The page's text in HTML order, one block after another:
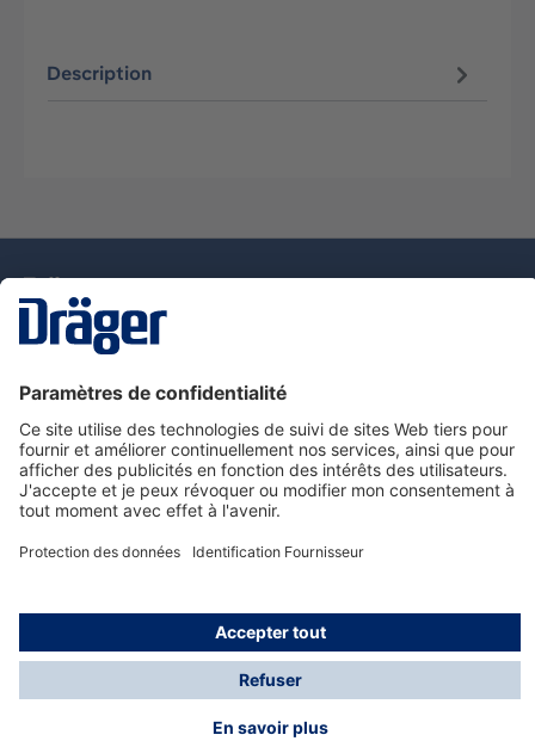
Description
Nous contacter
Service de e-commande Dräger
Informations sur les produits
© Dräger France SAS, 2024
*Prix hors taxe. Frais de gestion et de livraison standard
offerts; Indépendamment de la valeur ou du volume de